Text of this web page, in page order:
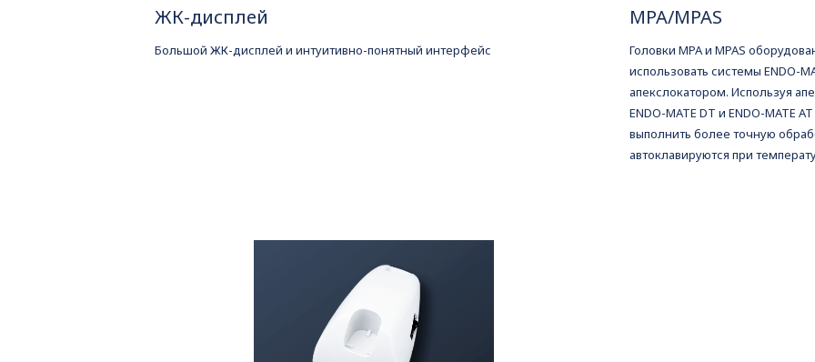
ЖК-дисплей
Большой ЖК-дисплей и интуитивно-понятный интерфейс
MPA/MPAS
Головки MPA и MPAS
использовать системы ENDO-
апекслокатором. Используя
ENDO-MATE DT и ENDO-MATE
выполнить более точную
автоклавируются при